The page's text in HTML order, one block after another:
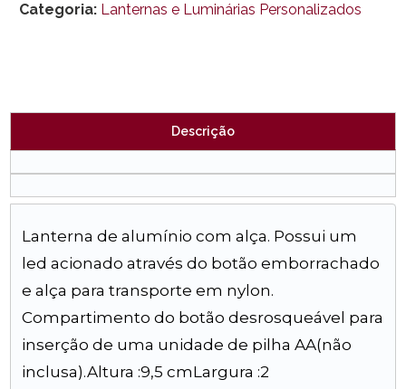
Categoria: Lanternas e Luminárias Personalizados
Descrição
Lanterna de alumínio com alça. Possui um
led acionado através do botão emborrachado
e alça para transporte em nylon.
Compartimento do botão desrosqueável para
inserção de uma unidade de pilha AA(não
inclusa).Altura :9,5 cmLargura :2